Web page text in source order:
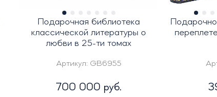
Подарочная библиотека
классической литературы о
любви в 25-ти томах
Артикул: GB6955
700 000 руб.